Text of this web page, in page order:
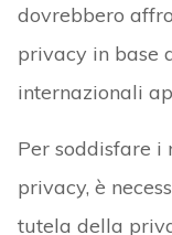
dovrebbero
privacy in base
internazionali
Per soddisfare
privacy, è
tutela della